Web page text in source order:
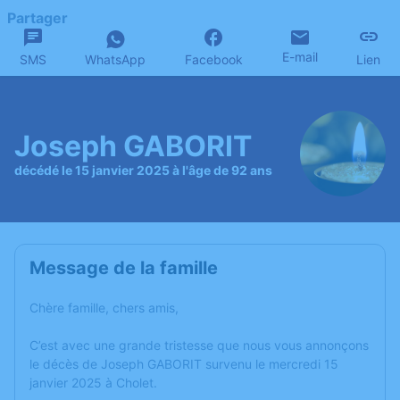
Partager
SMS WhatsApp Facebook E-mail Lien
Joseph GABORIT
décédé le 15 janvier 2025 à l'âge de 92 ans
Message de la famille
Chère famille, chers amis,
C’est avec une grande tristesse que nous vous annonçons
le décès de Joseph GABORIT survenu le mercredi 15
janvier 2025 à Cholet.